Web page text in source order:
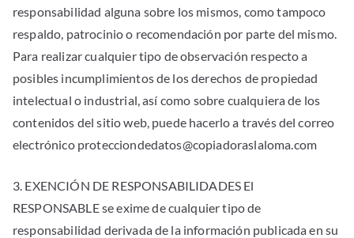
responsabilidad alguna sobre los mismos, como tampoco
respaldo, patrocinio o recomendación por parte del mismo.
Para realizar cualquier tipo de observación respecto a
posibles incumplimientos de los derechos de propiedad
intelectual o industrial, así como sobre cualquiera de los
contenidos del sitio web, puede hacerlo a través del correo
electrónico protecciondedatos@copiadoraslaloma.com
3. EXENCIÓN DE RESPONSABILIDADES El
RESPONSABLE se exime de cualquier tipo de
responsabilidad derivada de la información publicada en su